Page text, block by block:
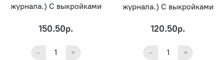
журнала.) С выкройками
150.50р.
- +
журнала.) С выкройками
120.50р.
- +